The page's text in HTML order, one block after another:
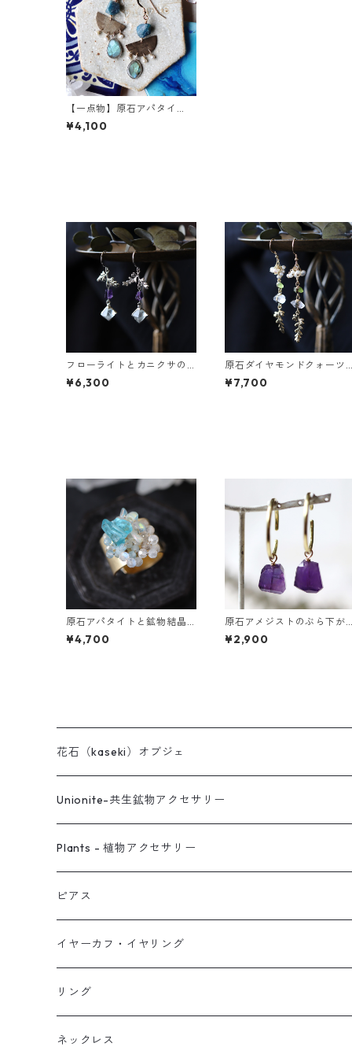
【一点物】原石アパタイ
ト・ラブラドライト・パー
ルの半月ピアス
¥4,100
フローライトとカニクサの
葉ピアス
¥6,300
原石ダイヤモンドクォーツ
とカニクサの葉ピアス
¥7,700
原石アパタイトと鉱物結晶
の真鍮幅広イヤーカフ
¥4,700
原石アメジストのぶら下が
りイヤーカフ
¥2,900
花石（kaseki）オブジェ
Unionite-共生鉱物アクセサリー
ピアス
ネックレス
イヤーカフ
イヤリング
Plants - 植物アクセサリー
ピアス
ネックレス
リング
ブレス
ピアス
スタッド・一粒
フック・ぶら下がり
フープ
イヤーカフ・イヤリング
原石イヤーカフ
植物イヤーカフ
リング
ネックレス